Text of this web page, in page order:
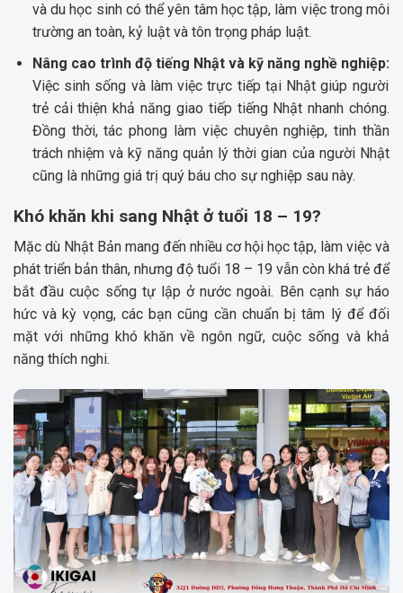
và du học sinh có thể yên tâm học tập, làm việc trong môi
trường an toàn, kỷ luật và tôn trọng pháp luật.
Nâng cao trình độ tiếng Nhật và kỹ năng nghề nghiệp:
Việc sinh sống và làm việc trực tiếp tại Nhật giúp người
trẻ cải thiện khả năng giao tiếp tiếng Nhật nhanh chóng.
Đồng thời, tác phong làm việc chuyên nghiệp, tinh thần
trách nhiệm và kỹ năng quản lý thời gian của người Nhật
cũng là những giá trị quý báu cho sự nghiệp sau này.
Khó khăn khi sang Nhật ở tuổi 18 – 19?
Mặc dù Nhật Bản mang đến nhiều cơ hội học tập, làm việc và
phát triển bản thân, nhưng độ tuổi 18 – 19 vẫn còn khá trẻ để
bắt đầu cuộc sống tự lập ở nước ngoài. Bên cạnh sự háo
hức và kỳ vọng, các bạn cũng cần chuẩn bị tâm lý để đối
mặt với những khó khăn về ngôn ngữ, cuộc sống và khả
năng thích nghi.